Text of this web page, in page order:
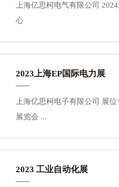
上海亿思柯电气有限公司
心
2023上海EP国际电力展
上海亿思柯电子有限公司 展位号:1L01 参展时间:2023年11月15日至17日 展会地址:中国上海新国际博览中心（N1馆） 第三十一届上海国际电力设备及技术
展览会 ...
2023 工业自动化展